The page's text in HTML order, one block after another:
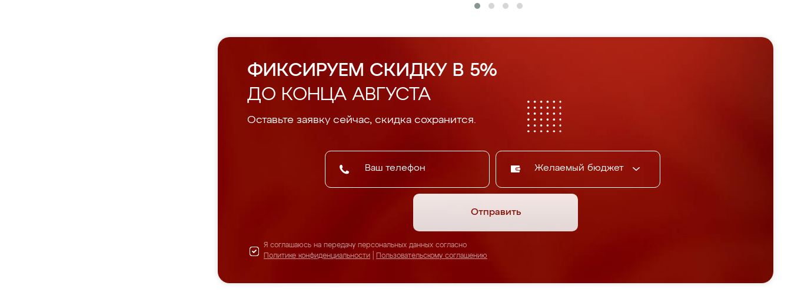
ФИКСИРУЕМ СКИДКУ В 5%
ДО КОНЦА АВГУСТА
Оставьте заявку сейчас, скидка сохранится.
Желаемый бюджет
Отправить
Я соглашаюсь на передачу персональных данных согласно
Политике конфиденциальности
Пользовательскому соглашению